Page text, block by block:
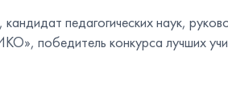
педагогических наук,
победитель конкурса лучших